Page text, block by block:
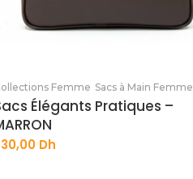
Ajouter au panier
Femme Sacs à Main Femme
Élégants Pratiques –
Dh